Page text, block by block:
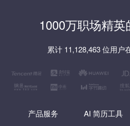
1000万职场精
累计 11,128,463 位用户
产品服务 AI 简历工具